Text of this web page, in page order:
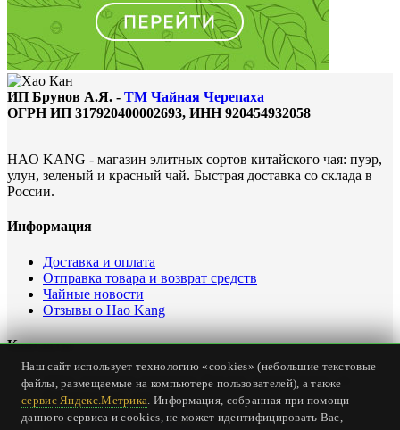
ИП Брунов А.Я. - ТМ Чайная Черепаха
ОГРН ИП 317920400002693, ИНН 920454932058
HAO KANG - магазин элитных сортов китайского чая: пуэр,
улун, зеленый и красный чай. Быстрая доставка со склада в
России.
Информация
Доставка и оплата
Отправка товара и возврат средств
Чайные новости
Отзывы о Hao Kang
Контакты
Офис интернет магазина: Россия, Севастополь, ул.
Карантинная, дом 23
Тел.+7 (978) 147-24-00
Наш сайт использует технологию «cookies» (небольшие текстовые
файлы, размещаемые на компьютере пользователей), а также
сервис Яндекс.Метрика. Информация, собранная при помощи
данного сервиса и cookies, не может идентифицировать Вас,